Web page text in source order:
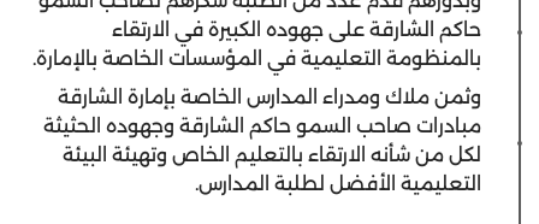
حاكم الشارقة على جهوده الكبيرة في الارتقاء
بالمنظومة التعليمية في المؤسسات الخاصة بالإمارة.
وثمن ملاك ومدراء المدارس الخاصة بإمارة الشارقة
مبادرات صاحب السمو حاكم الشارقة وجهوده الحثيثة
لكل من شأنه الارتقاء بالتعليم الخاص وتهيئة البيئة
التعليمية الأفضل لطلبة المدارس.